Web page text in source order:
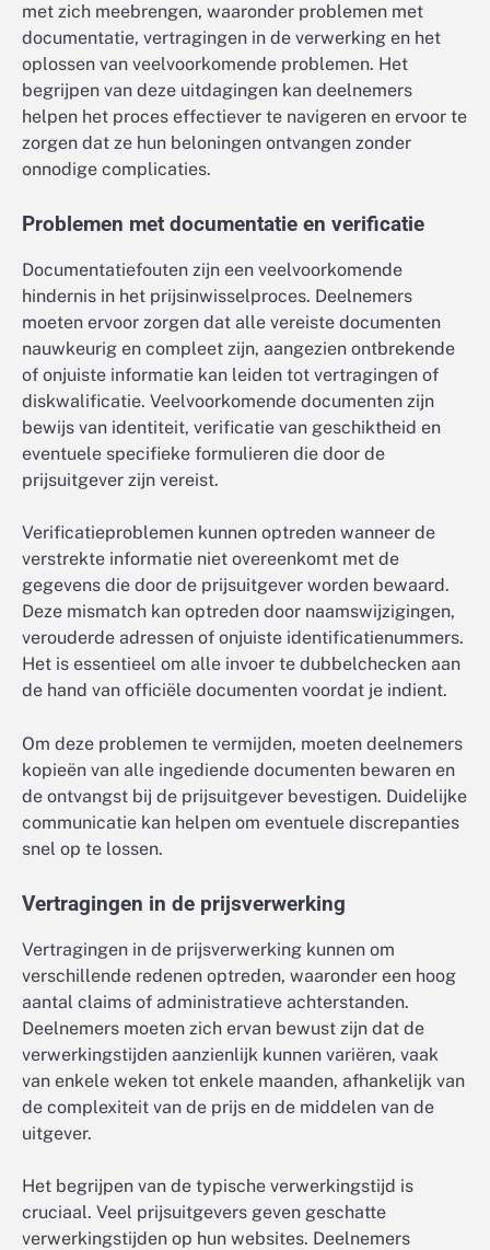
met zich meebrengen, waaronder problemen met
documentatie, vertragingen in de verwerking en het
oplossen van veelvoorkomende problemen. Het
begrijpen van deze uitdagingen kan deelnemers
helpen het proces effectiever te navigeren en ervoor te
zorgen dat ze hun beloningen ontvangen zonder
onnodige complicaties.
Problemen met documentatie en verificatie
Documentatiefouten zijn een veelvoorkomende
hindernis in het prijsinwisselproces. Deelnemers
moeten ervoor zorgen dat alle vereiste documenten
nauwkeurig en compleet zijn, aangezien ontbrekende
of onjuiste informatie kan leiden tot vertragingen of
diskwalificatie. Veelvoorkomende documenten zijn
bewijs van identiteit, verificatie van geschiktheid en
eventuele specifieke formulieren die door de
prijsuitgever zijn vereist.
Verificatieproblemen kunnen optreden wanneer de
verstrekte informatie niet overeenkomt met de
gegevens die door de prijsuitgever worden bewaard.
Deze mismatch kan optreden door naamswijzigingen,
verouderde adressen of onjuiste identificatienummers.
Het is essentieel om alle invoer te dubbelchecken aan
de hand van officiële documenten voordat je indient.
Om deze problemen te vermijden, moeten deelnemers
kopieën van alle ingediende documenten bewaren en
de ontvangst bij de prijsuitgever bevestigen. Duidelijke
communicatie kan helpen om eventuele discrepanties
snel op te lossen.
Vertragingen in de prijsverwerking
Vertragingen in de prijsverwerking kunnen om
verschillende redenen optreden, waaronder een hoog
aantal claims of administratieve achterstanden.
Deelnemers moeten zich ervan bewust zijn dat de
verwerkingstijden aanzienlijk kunnen variëren, vaak
van enkele weken tot enkele maanden, afhankelijk van
de complexiteit van de prijs en de middelen van de
uitgever.
Het begrijpen van de typische verwerkingstijd is
cruciaal. Veel prijsuitgevers geven geschatte
verwerkingstijden op hun websites. Deelnemers